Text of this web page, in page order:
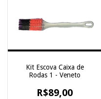
Kit Escova Caixa de
Rodas 1 - Veneto
R$89,00